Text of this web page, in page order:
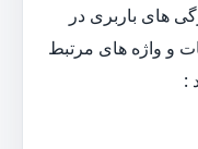
های باربری در
و واژه های مرتبط
: